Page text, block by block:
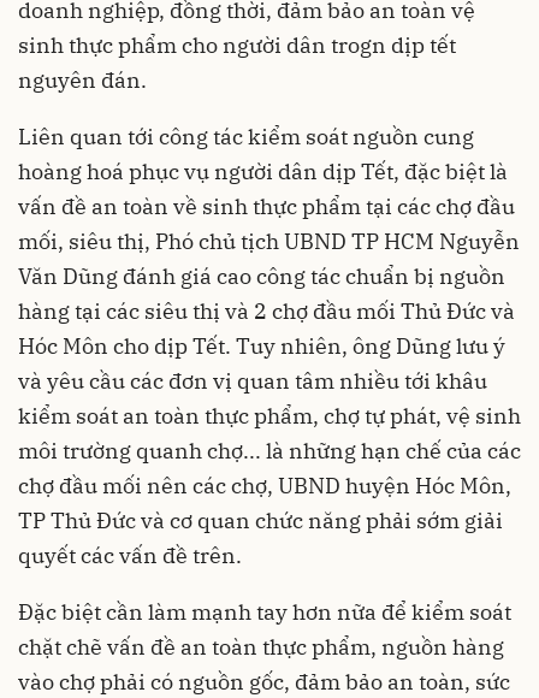
doanh nghiệp, đồng thời, đảm bảo an toàn vệ
sinh thực phẩm cho người dân trogn dịp tết
nguyên đán.
Liên quan tới công tác kiểm soát nguồn cung
hoàng hoá phục vụ người dân dịp Tết, đặc biệt là
vấn đề an toàn về sinh thực phẩm tại các chợ đầu
mối, siêu thị, Phó chủ tịch UBND TP HCM Nguyễn
Văn Dũng đánh giá cao công tác chuẩn bị nguồn
hàng tại các siêu thị và 2 chợ đầu mối Thủ Đức và
Hóc Môn cho dịp Tết. Tuy nhiên, ông Dũng lưu ý
và yêu cầu các đơn vị quan tâm nhiều tới khâu
kiểm soát an toàn thực phẩm, chợ tự phát, vệ sinh
môi trường quanh chợ... là những hạn chế của các
chợ đầu mối nên các chợ, UBND huyện Hóc Môn,
TP Thủ Đức và cơ quan chức năng phải sớm giải
quyết các vấn đề trên.
Đặc biệt cần làm mạnh tay hơn nữa để kiểm soát
chặt chẽ vấn đề an toàn thực phẩm, nguồn hàng
vào chợ phải có nguồn gốc, đảm bảo an toàn, sức